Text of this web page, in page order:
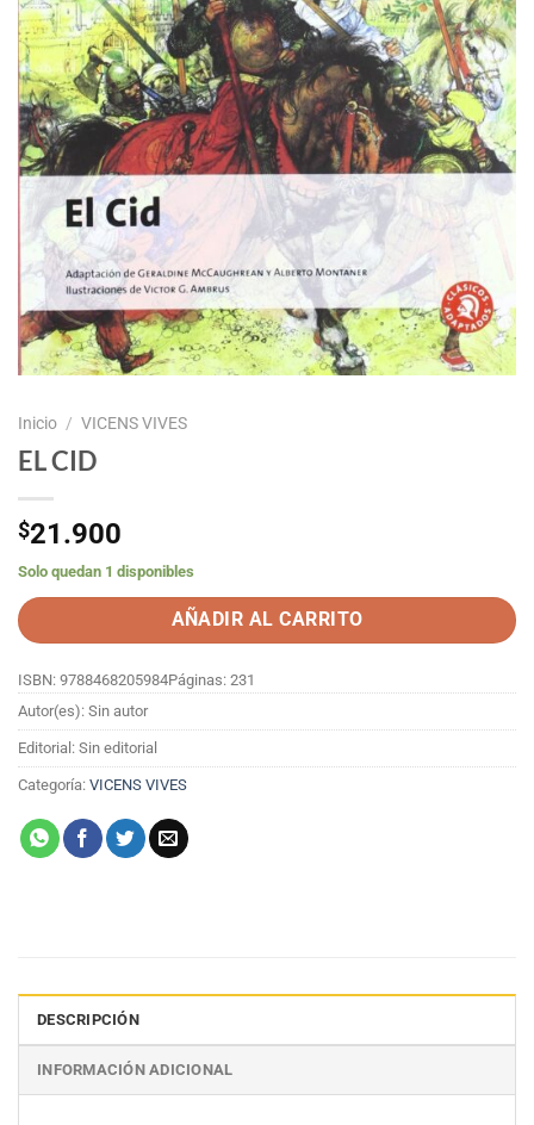
Inicio / VICENS VIVES
EL CID
$21.900
Solo quedan 1 disponibles
AÑADIR AL CARRITO
ISBN: 9788468205984Páginas: 231
Autor(es): Sin autor
Editorial: Sin editorial
Categoría: VICENS VIVES
DESCRIPCIÓN
INFORMACIÓN ADICIONAL